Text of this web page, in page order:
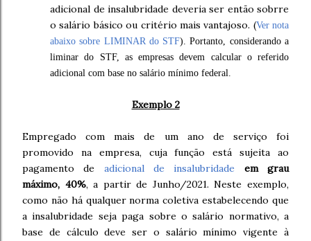
adicional de insalubridade deveria ser então sobrre
o salário básico ou critério mais vantajoso. (Ver nota
abaixo sobre LIMINAR do STF). Portanto, considerando a
liminar do STF, as empresas devem calcular o referido
adicional com base no salário mínimo federal.
Exemplo 2
Empregado com mais de um ano de serviço foi
promovido na empresa, cuja função está sujeita ao
pagamento de adicional de insalubridade
em grau
máximo, 40%, a partir de Junho/2021. Neste exemplo,
como não há qualquer norma coletiva estabelecendo que
a insalubridade seja paga sobre o salário normativo, a
base de cálculo deve ser o salário mínimo vigente à